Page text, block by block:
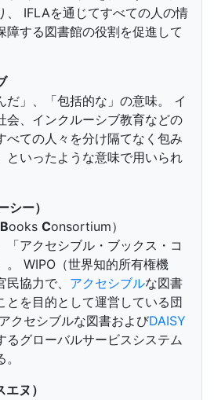
、 IFLAを通じてすべての人の情
障する図書館の役割を促進して
だ」、「包括的な」の意味。 イ
会、インクルーシブ教育などの
べての人々を分け隔てなく包み
といったような意味で用いられ
シー）
Books Consortium）
「アクセシブル・ブックス・コ
。 WIPO（世界知的所有権機
協力で、 アクセシブルな図書
とを目的として運営している団
クセシブルな図書およびDAISY
るグローバルサービスシステム
ヌ）